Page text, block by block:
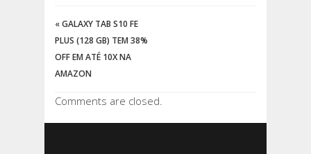
«GALAXY TAB S10 FE
PLUS (128 GB) TEM 38%
OFF EM ATÉ 10X NA
AMAZON
Comments are closed.